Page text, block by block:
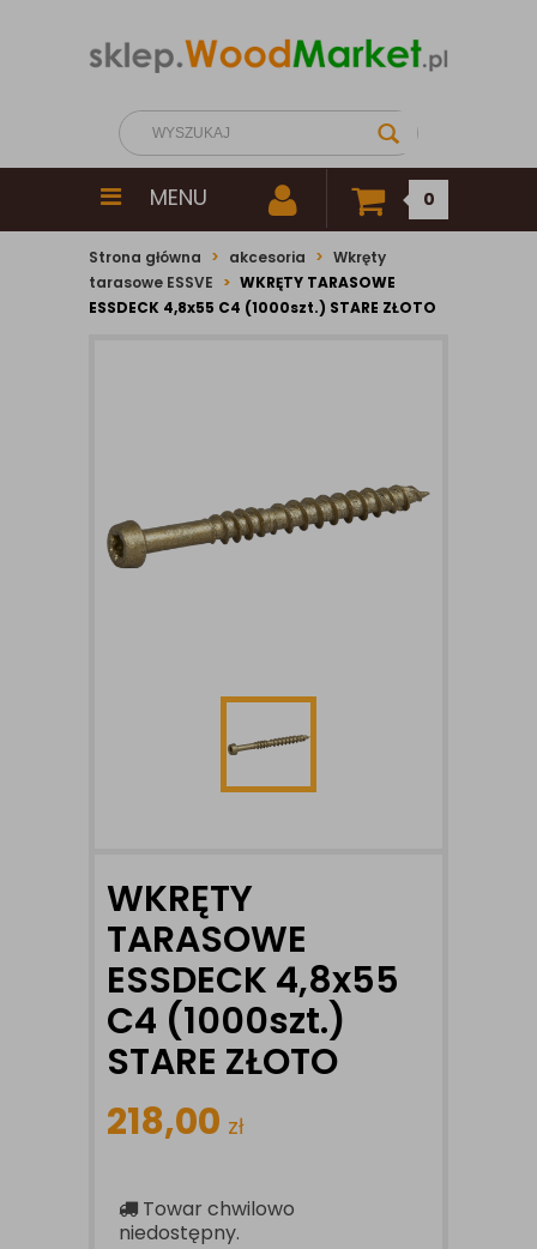
MENU 0
Strona główna akcesoria
Wkręty
tarasowe ESSVE
WKRĘTY TARASOWE
ESSDECK 4,8x55 C4 (1000szt.) STARE ZŁOTO
WKRĘTY
TARASOWE
ESSDECK 4,8x55
C4 (1000szt.)
STARE ZŁOTO
218,00 zł
Towar chwilowo
niedostępny.